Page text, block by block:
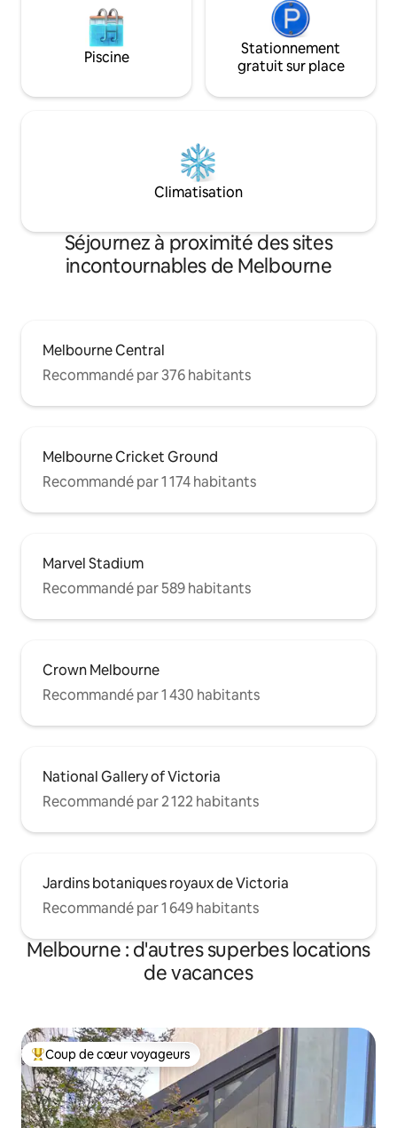
Piscine
Stationnement
gratuit sur place
Climatisation
Séjournez à proximité des sites
incontournables de Melbourne
Melbourne Central
Recommandé par 376 habitants
Melbourne Cricket Ground
Recommandé par 1 174 habitants
Marvel Stadium
Recommandé par 589 habitants
Crown Melbourne
Recommandé par 1 430 habitants
National Gallery of Victoria
Recommandé par 2 122 habitants
Jardins botaniques royaux de Victoria
Recommandé par 1 649 habitants
Melbourne : d'autres superbes locations
de vacances
Coups de cœur voyageurs les plus appréciés
Coup de cœur voyageurs